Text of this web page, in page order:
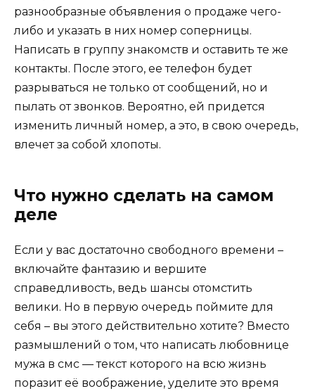
разнообразные объявления о продаже чего-
либо и указать в них номер соперницы.
Написать в группу знакомств и оставить те же
контакты. После этого, ее телефон будет
разрываться не только от сообщений, но и
пылать от звонков. Вероятно, ей придется
изменить личный номер, а это, в свою очередь,
влечет за собой хлопоты.
Что нужно сделать на самом
деле
Если у вас достаточно свободного времени –
включайте фантазию и вершите
справедливость, ведь шансы отомстить
велики. Но в первую очередь поймите для
себя – вы этого действительно хотите? Вместо
размышлений о том, что написать любовнице
мужа в смс —текст которого на всю жизнь
поразит её воображение, уделите это время